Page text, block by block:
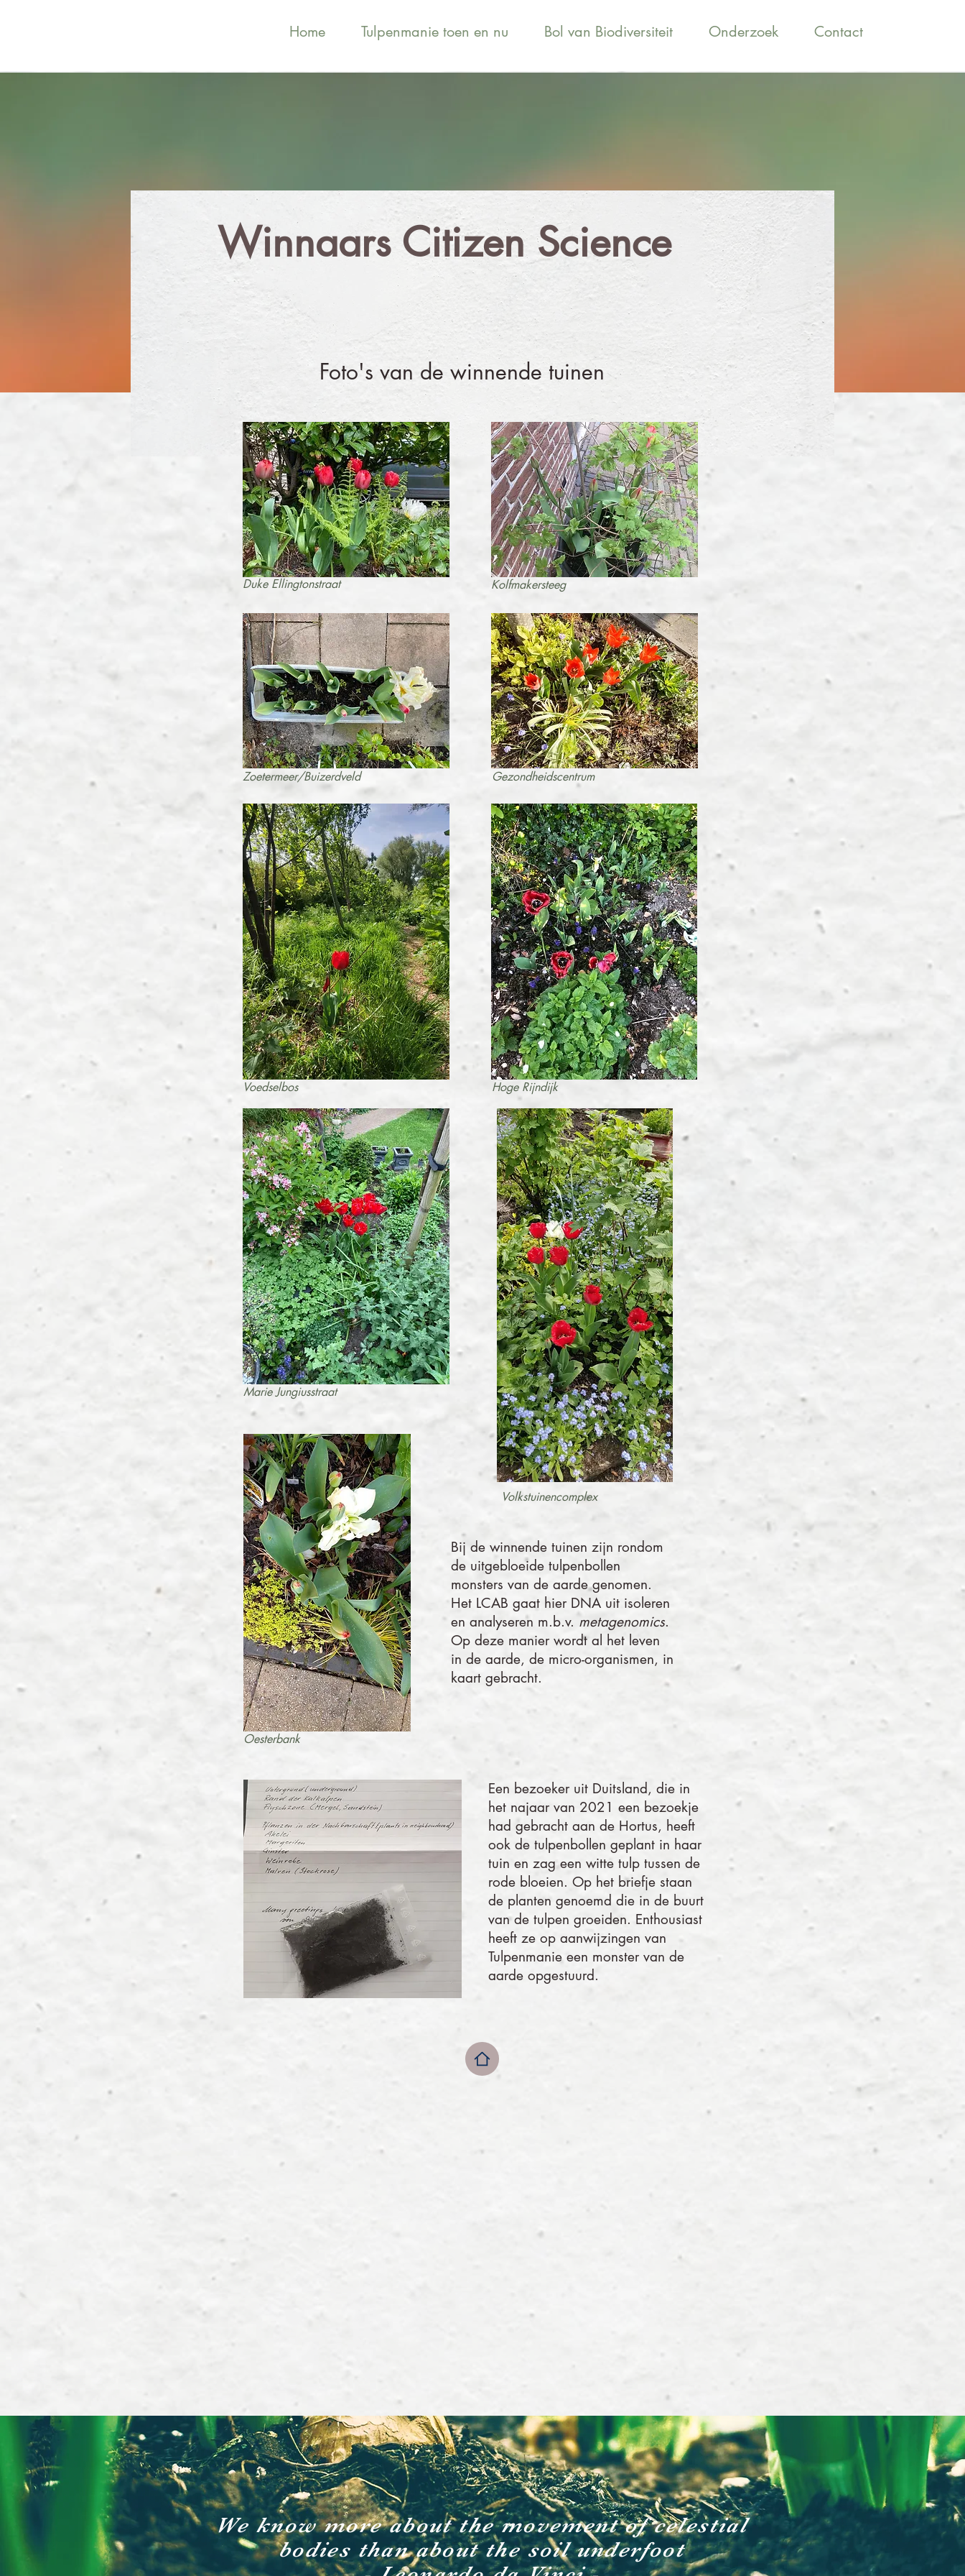
Home Tulpenmanie toen en nu Bol van Biodiversiteit Onderzoek Contact
Winnaars Citizen Science
Foto's van de winnende tuinen
Duke Ellingtonstraat
Zoetermeer/Buizerdveld
Voedselbos
Marie Jungiusstraat
Kolfmakersteeg
Gezondheidscentrum
Hoge Rijndijk
Volkstuinencomplex
Bij de winnende tuinen zijn rondom
de uitgebloeide tulpenbollen
monsters van de aarde genomen.
Het LCAB gaat hier DNA uit isoleren
en analyseren m.b.v. metagenomics.
Op deze manier wordt al het leven
in de aarde, de micro-organismen, in
kaart gebracht.
Oesterbank
Een bezoeker uit Duitsland, die in
het najaar van 2021 een bezoekje
had gebracht aan de Hortus, heeft
ook de tulpenbollen geplant in haar
tuin en zag een witte tulp tussen de
rode bloeien. Op het briefje staan
de planten genoemd die in de buurt
van de tulpen groeiden. Enthousiast
heeft ze op aanwijzingen van
Tulpenmanie een monster van de
aarde opgestuurd.
We know more about the movement of celestial
bodies than about the soil underfoot